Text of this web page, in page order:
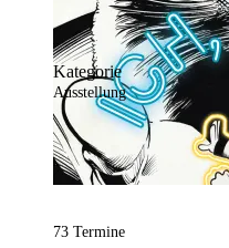
Kategorie
Ausstellung
73 Termine